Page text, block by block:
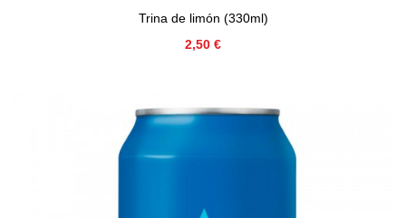
Trina de limón (330ml)
Precio
2,50 €